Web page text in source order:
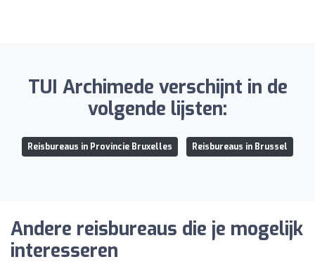
TUI Archimede verschijnt in de
volgende lijsten:
Reisbureaus in Provincie Bruxelles Reisbureaus in Brussel
Andere reisbureaus die je mogelijk
interesseren